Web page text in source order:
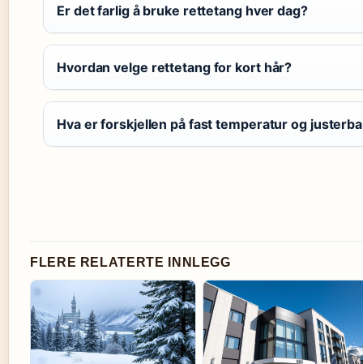
Er det farlig å bruke rettetang hver dag?
Hvordan velge rettetang for kort hår?
Hva er forskjellen på fast temperatur og
FLERE RELATERTE INNLEGG